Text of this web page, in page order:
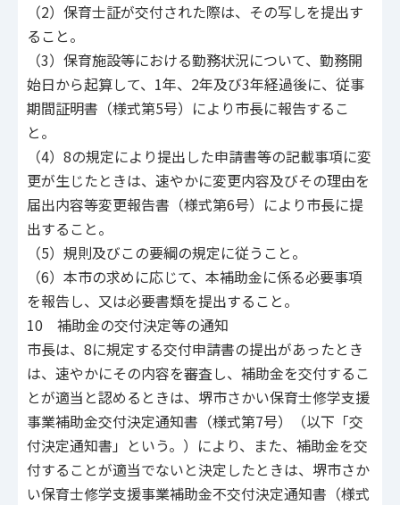
（2）保育士証が交付された際は、その写しを提出す
ること。
（3）保育施設等における勤務状況について、勤務開
始日から起算して、1年、2年及び3年経過後に、従事
期間証明書（様式第5号）により市長に報告するこ
と。
（4）8の規定により提出した申請書等の記載事項に変
更が生じたときは、速やかに変更内容及びその理由を
届出内容等変更報告書（様式第6号）により市長に提
出すること。
（5）規則及びこの要綱の規定に従うこと。
（6）本市の求めに応じて、本補助金に係る必要事項
を報告し、又は必要書類を提出すること。
10 補助金の交付決定等の通知
市長は、8に規定する交付申請書の提出があったとき
は、速やかにその内容を審査し、補助金を交付するこ
とが適当と認めるときは、堺市さかい保育士修学支援
事業補助金交付決定通知書（様式第7号）（以下「交
付決定通知書」という。）により、また、補助金を交
付することが適当でないと決定したときは、堺市さか
い保育士修学支援事業補助金不交付決定通知書（様式